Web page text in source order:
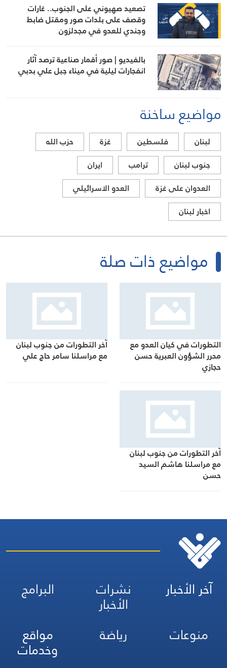
تصعيد صهيوني على الجنوب.. غارات
وقصف على بلدات صور ومقتل ضابط
وجندي للعدو في مجدلزون
بالفيديو | صور أقمار صناعية ترصد آثار
انفجارات ليلية في ميناء جبل علي بدبي
مواضيع ساخنة
لبنان فلسطين غزة
حزب الله
جنوب لبنان
ترامب
ايران
العدوان على غزة
العدو الاسرائيلي
اخبار لبنان
مواضيع ذات صلة
التطورات في كيان العدو مع
محرر الشؤون العبرية حسن
حجازي
آخر التطورات من جنوب لبنان
مع مراسلنا سامر حاج علي
آخر التطورات من جنوب لبنان
مع مراسلنا هاشم السيد
حسن
آخر الأخبار نشرات
الأخبار
البرامج
منوعات
رياضة مواقع
وخدمات